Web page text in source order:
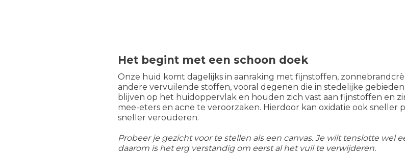
Het begint met een schoon doek
Onze huid komt dagelijks in aanraking met fijnstoffen,
andere vervuilende stoffen, vooral degenen die in stedelijke
blijven op het huidoppervlak en houden zich vast aan fijnstoffen en
mee-eters en acne te veroorzaken. Hierdoor kan oxidatie ook sneller
sneller verouderen.
Probeer je gezicht voor te stellen als een canvas. Je wilt tenslotte wel
daarom is het erg verstandig om eerst al het vuil te verwijderen.